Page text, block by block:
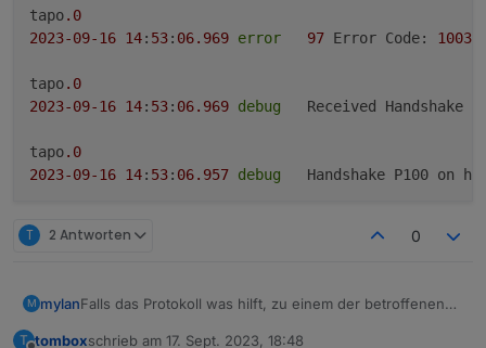
tapo.0
2023-09-16 14: 53: 06.969 error 97 Error Code: 1003
tapo.0
2023-09-16 14: 53: 06.969 debug
Received Handshake
tapo.0
2023-09-16 14: 53: 06.957 debug
Handshake P100 on
2023-09-16 14:
Constructing P100
2023-09-16 14 :53:06.534
	info	Init device
8022
T 2 Antworten 0
M mylanFalls das Protokoll was hilft, zu einem der betroffenen
T tomboxschrieb am 17. Sept. 2023, 18:48